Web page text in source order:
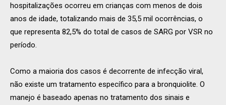
hospitalizações ocorreu em crianças com menos de dois
anos de idade, totalizando mais de 35,5 mil ocorrências, o
que representa 82,5% do total de casos de SARG por VSR no
período.
Como a maioria dos casos é decorrente de infecção viral,
não existe um tratamento específico para a bronquiolite. O
manejo é baseado apenas no tratamento dos sinais e